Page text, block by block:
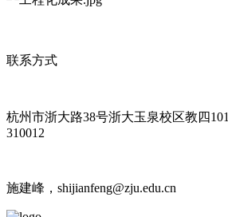
联系方式
杭州市浙大路38号浙大玉泉校区教四101
310012
施建峰，shijianfeng@zju.edu.cn